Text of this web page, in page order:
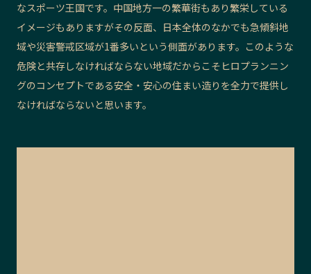
なスポーツ王国です。中国地方一の繁華街もあり繁栄している
イメージもありますがその反面、日本全体のなかでも急傾斜地
域や災害警戒区域が1番多いという側面があります。このような
危険と共存しなければならない地域だからこそヒロプランニン
グのコンセプトである安全・安心の住まい造りを全力で提供し
なければならないと思います。